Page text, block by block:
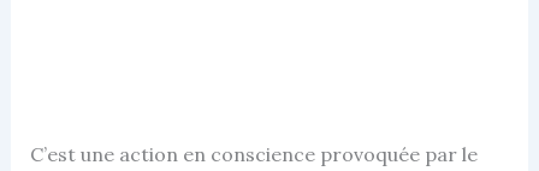
C’est une action en conscience provoquée par le